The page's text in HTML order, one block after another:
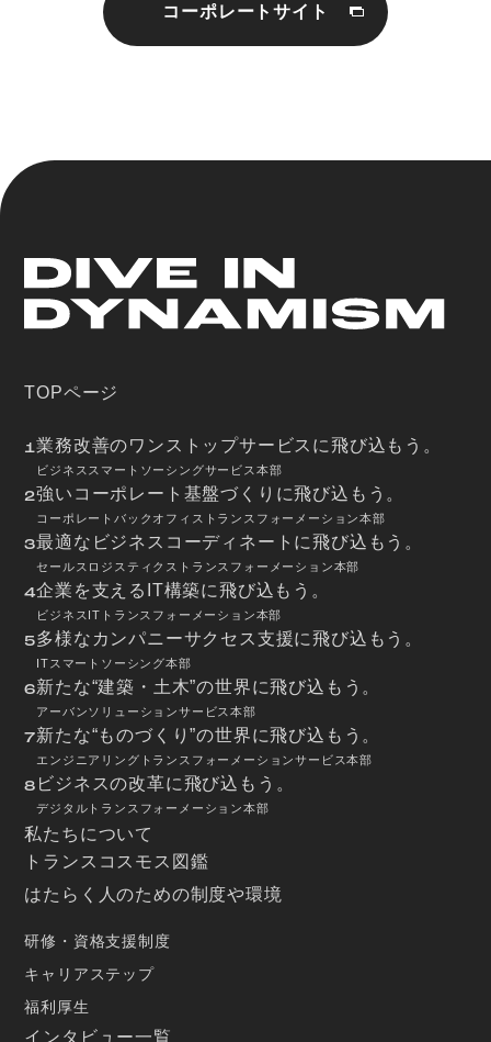
コーポレートサイト
TOPページ
1業務改善のワンストップサービスに飛び込もう。
ビジネススマートソーシングサービス本部
2強いコーポレート基盤づくりに飛び込もう。
コーポレートバックオフィストランスフォーメーション本部
3最適なビジネスコーディネートに飛び込もう。
セールスロジスティクストランスフォーメーション本部
4企業を支えるIT構築に飛び込もう。
ビジネスITトランスフォーメーション本部
5多様なカンパニーサクセス支援に飛び込もう。
ITスマートソーシング本部
6新たな“建築・土木”の世界に飛び込もう。
アーバンソリューションサービス本部
7新たな“ものづくり”の世界に飛び込もう。
エンジニアリングトランスフォーメーションサービス本部
8 ビジネスの改革に飛び込もう。
デジタルトランスフォーメーション本部
私たちについて
トランスコスモス図鑑
はたらく人のための制度や環境
研修・資格支援制度
キャリアステップ
福利厚生
インタビュー一覧